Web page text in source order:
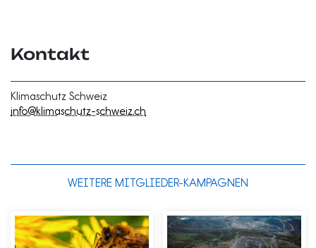
Kontakt
Klimaschutz Schweiz
info@klimaschutz-schweiz.ch
WEITERE MITGLIEDER-KAMPAGNEN